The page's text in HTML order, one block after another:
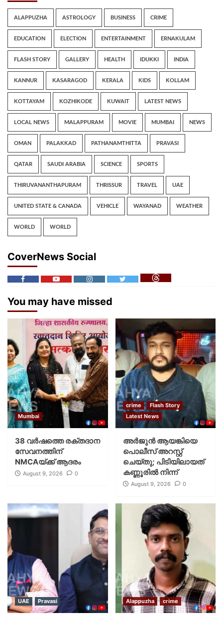
ALAPPUZHA ASTROLOGY BUSINESS CRIME
EDUCATION ELECTION ENTERTAINMENT ERNAKULAM
FLASH STORY GALLERY HEALTH IDUKKI INDIA
KANNUR KASARAGOD KERALA KIDS KOLLAM
KOTTAYAM KOZHIKODE KUWAIT LATEST NEWS
LOCAL NEWS MALAPPURAM MOVIE MUMBAI NEWS
OMAN PALAKKAD PATHANAMTHITTA PRAVASI
QATAR SAUDI ARABIA SCIENCE SPORTS
THIRUVANANTHAPURAM THRISSUR TRAVEL UAE
UNITED STATE & CANADA VEHICLE WAYANAD WEATHER
WORLD WORLD
CoverNews Social
You may have missed
Mumbai
38 വർഷത്തെ രക്തദാന
സേവനത്തിന്
NMCAയ്ക്ക് ആദരം
August 9, 2026 0
crime
Flash Story
Latest News
അർജുൻ ആയങ്കിയെ
പൊലീസ് അറസ്റ്റ്
ചെയ്‌തു; പിടിയിലായത്
കണ്ണൂരിൽ നിന്ന്
August 9, 2026 0
UAE Pravasi Alappuzha crime